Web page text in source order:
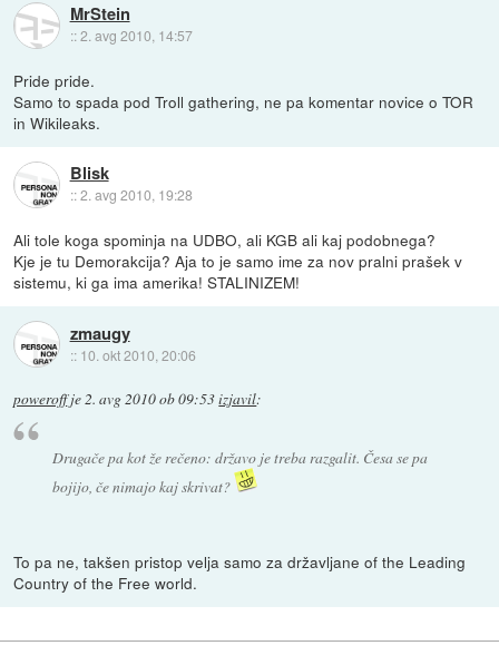
MrStein
::2. avg 2010, 14:57
Pride pride.
Samo to spada pod Troll gathering, ne pa komentar novice o TOR
in Wikileaks.
Blisk
::2. avg 2010, 19:28
Ali tole koga spominja na UDBO, ali KGB ali kaj podobnega?
Kje je tu Demorakcija? Aja to je samo ime za nov pralni prašek v
sistemu, ki ga ima amerika! STALINIZEM!
zmaugy
:: 10. okt 2010, 20:06
poweroffje2. avg 2010 ob 09:53izjavil:
Drugače pa kot že rečeno: državo je treba razgalit. Česa se pa
bojijo, če nimajo kaj skrivat?
To pa ne, takšen pristop velja samo za državljane of the Leading
Country of the Free world.